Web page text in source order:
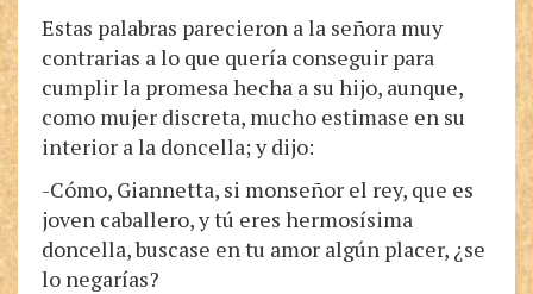
Estas palabras parecieron a la señora muy
contrarias a lo que quería conseguir para
cumplir la promesa hecha a su hijo, aunque,
como mujer discreta, mucho estimase en su
interior a la doncella; y dijo:
-Cómo, Giannetta, si monseñor el rey, que es
joven caballero, y tú eres hermosísima
doncella, buscase en tu amor algún placer, ¿se
lo negarías?